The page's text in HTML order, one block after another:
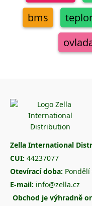
bms
Zella International
CUI: 44237077
Otevírací doba: Pondělí
E-mail: info@zella.cz
Obchod je výhradně